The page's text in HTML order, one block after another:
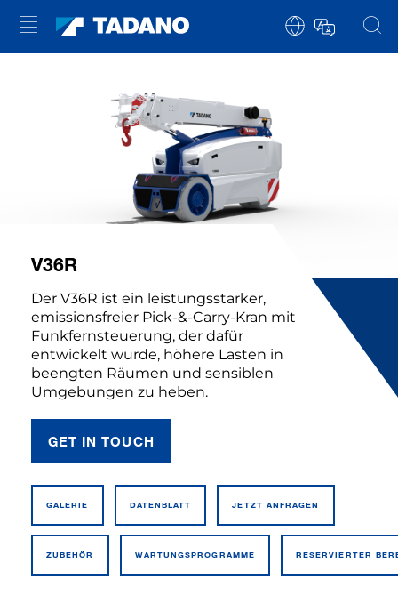
V36R
Der V36R ist ein leistungsstarker,
emissionsfreier Pick-&-Carry-Kran mit
Funkfernsteuerung, der dafür
entwickelt wurde, höhere Lasten in
beengten Räumen und sensiblen
Umgebungen zu heben.
GET IN TOUCH
GALERIE DATEN­BLATT JETZT ANFRAGEN
ZUBEHÖR WARTUNGSPROGRAMME RESERVIERTER